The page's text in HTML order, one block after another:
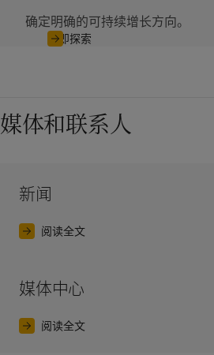
确定明确的可持续增长方向。
立即探索
媒体和联系人
新闻
阅读全文
媒体中心
阅读全文